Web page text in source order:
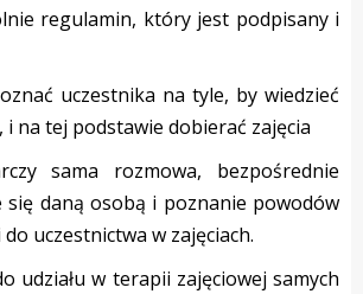
regulamin, który jest podpisany i
uczestnika na tyle, by wiedzieć
na tej podstawie dobierać zajęcia
sama rozmowa, bezpośrednie
się daną osobą i poznanie powodów
uczestnictwa w zajęciach.
udziału w terapii zajęciowej samych